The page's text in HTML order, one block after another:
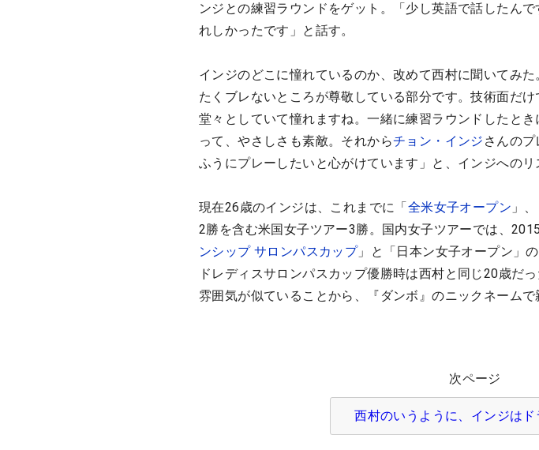
ンジとの練習ラウンドをゲット。「少し英語で話したん
れしかったです」と話す。
インジのどこに憧れているのか、改めて西村に聞いてみ
たくブレないところが尊敬している部分です。技術面だ
堂々としていて憧れますね。一緒に練習ラウンドしたと
って、やさしさも素敵。それからチョン・インジ さんの
ふうにプレーしたいと心がけています」と、インジへのリ
現在26歳のインジは、これまでに「全米女子オープン 」
2勝を含む米国女子ツアー3勝。国内女子ツアーでは、
ンシップ サロンパスカップ」と「日本ン女子オープン」
ドレディスサロンパスカップ優勝時は西村と同じ20歳だ
雰囲気が似ていることから、『ダンボ』のニックネームで
次ページ
西村のいうように、インジは